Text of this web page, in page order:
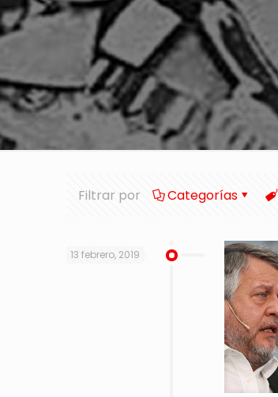
Filtrar por Categorías
13 febrero, 2019